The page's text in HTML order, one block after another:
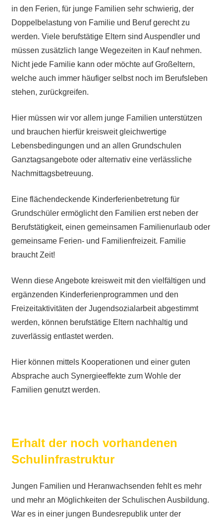
in den Ferien, für junge Familien sehr schwierig, der
Doppelbelastung von Familie und Beruf gerecht zu
werden. Viele berufstätige Eltern sind Auspendler und
müssen zusätzlich lange Wegezeiten in Kauf nehmen.
Nicht jede Familie kann oder möchte auf Großeltern,
welche auch immer häufiger selbst noch im Berufsleben
stehen, zurückgreifen.
Hier müssen wir vor allem junge Familien unterstützen
und brauchen hierfür kreisweit gleichwertige
Lebensbedingungen und an allen Grundschulen
Ganztagsangebote oder alternativ eine verlässliche
Nachmittagsbetreuung.
Eine flächendeckende Kinderferienbetretung für
Grundschüler ermöglicht den Familien erst neben der
Berufstätigkeit, einen gemeinsamen Familienurlaub oder
gemeinsame Ferien- und Familienfreizeit. Familie
braucht Zeit!
Wenn diese Angebote kreisweit mit den vielfältigen und
ergänzenden Kinderferienprogrammen und den
Freizeitaktivitäten der Jugendsozialarbeit abgestimmt
werden, können berufstätige Eltern nachhaltig und
zuverlässig entlastet werden.
Hier können mittels Kooperationen und einer guten
Absprache auch Synergieeffekte zum Wohle der
Familien genutzt werden.
Erhalt der noch vorhandenen
Schulinfrastruktur
Jungen Familien und Heranwachsenden fehlt es mehr
und mehr an Möglichkeiten der Schulischen Ausbildung.
War es in einer jungen Bundesrepublik unter der